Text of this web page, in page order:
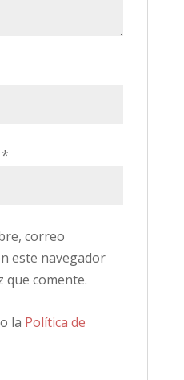
*
correo
este navegador
que comente.
la Política de